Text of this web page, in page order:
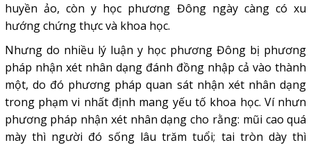
huyền ảo, còn y học phương Đông ngày càng có xu
hướng chứng thực và khoa học.
Nhưng do nhiều lý luận y học phương Đông bị phương
pháp nhận xét nhân dạng đánh đồng nhập cả vào thành
một, do đó phương pháp quan sát nhận xét nhân dạng
trong phạm vi nhất định mang yếu tố khoa học. Ví nhưn
phương pháp nhận xét nhân dạng cho rằng: mũi cao quá
mày thì người đó sống lâu trăm tuổi; tai tròn dày thì